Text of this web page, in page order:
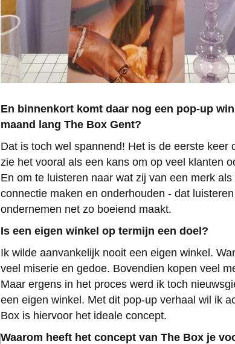
En binnenkort komt daar nog een pop-up
maand lang The Box Gent?
Dat is toch wel spannend! Het is de eerste keer
zie het vooral als een kans om op veel klanten
En om te luisteren naar wat zij van een merk
connectie maken en onderhouden - dat
ondernemen net zo boeiend maakt.
Is een eigen winkel op termijn een doel?
Ik wilde aanvankelijk nooit een eigen winkel.
veel miserie en gedoe. Bovendien kopen veel
Maar ergens in het proces werd ik toch
een eigen winkel. Met dit pop-up verhaal wil ik
Box is hiervoor het ideale concept.
Waarom heeft het concept van The Box je